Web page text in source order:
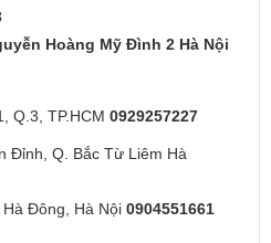
Hoàng Mỹ Đình 2 Hà Nội
Q.3, TP.HCM 0929257227
Đỉnh, Q. Bắc Từ Liêm Hà
Đông, Hà Nội 0904551661